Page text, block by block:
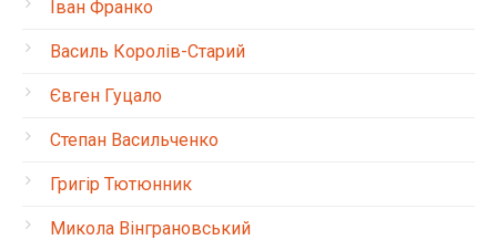
Іван Франко
Василь Королів-Старий
Євген Гуцало
Степан Васильченко
Григір Тютюнник
Микола Вінграновський